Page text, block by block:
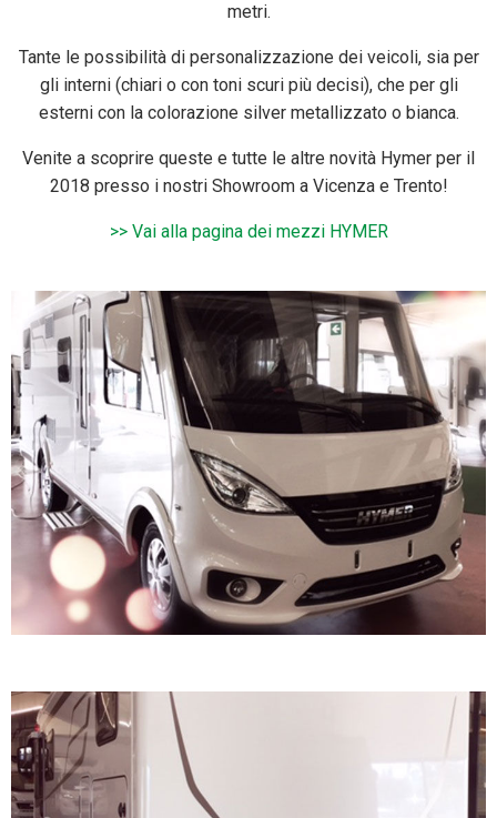
metri.
Tante le possibilità di personalizzazione dei veicoli, sia per
gli interni (chiari o con toni scuri più decisi), che per gli
esterni con la colorazione silver metallizzato o bianca.
Venite a scoprire queste e tutte le altre novità Hymer per il
2018 presso i nostri Showroom a Vicenza e Trento!
>> Vai alla pagina dei mezzi HYMER